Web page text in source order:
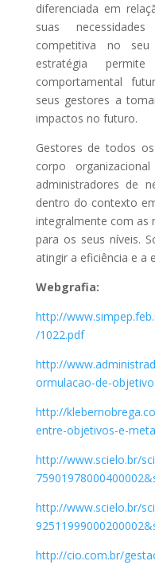
diferenciada em
suas
competitiva no
estratégia
comportamental
seus gestores a
impactos no futuro.
Gestores de todos
corpo
administradores de
dentro do contexto
integralmente com as
para os seus níveis.
atingir a eficiência e a
Webgrafia:
http://
/1022.pdf
http://
ormulacao-de-
http://
entre-objetivos-e-
http://www.scielo.br/
http://www.scielo.br/
http://cio.com.br/